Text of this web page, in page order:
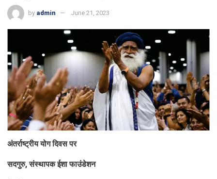
by admin June 21, 2023
अंतर्राष्ट्रीय योग दिवस पर
सदगुरु, संस्थापक ईशा फाउंडेशन